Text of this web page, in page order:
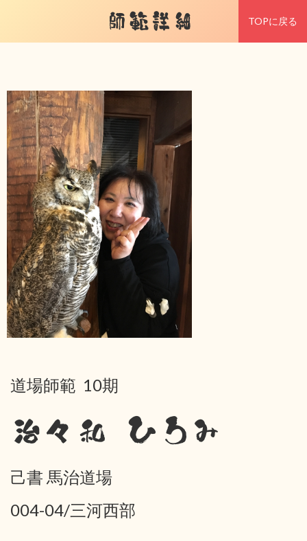
師範詳細 TOPに戻る
道場師範 10期
治々和 ひろみ
己書 馬治道場
004-04/三河西部